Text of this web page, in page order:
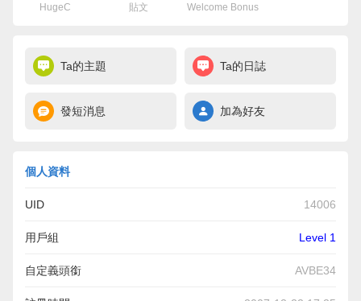
HugeC 貼文 Welcome Bonus
Ta的主題 Ta的日誌
發短消息 加為好友
個人資料
UID 14006
用戶組 Level 1
自定義頭銜 AVBE34